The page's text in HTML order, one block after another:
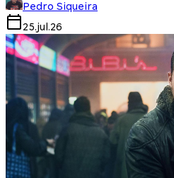
Pedro Siqueira
25.jul.26